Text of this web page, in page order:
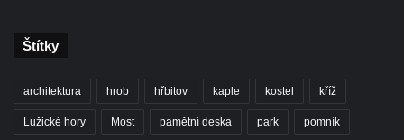
Štítky
architektura hrob hřbitov kaple kostel kříž
Lužické hory Most pamětní deska park pomník